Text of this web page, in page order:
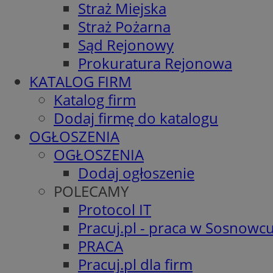
Straż Miejska
Straż Pożarna
Sąd Rejonowy
Prokuratura Rejonowa
KATALOG FIRM
Katalog firm
Dodaj firmę do katalogu
OGŁOSZENIA
OGŁOSZENIA
Dodaj ogłoszenie
POLECAMY
Protocol IT
Pracuj.pl - praca w
PRACA
Pracuj.pl dla firm